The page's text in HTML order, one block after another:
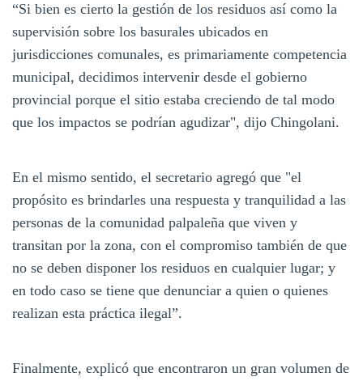
“Si bien es cierto la gestión de los residuos así como la
supervisión sobre los basurales ubicados en
jurisdicciones comunales, es primariamente competencia
municipal, decidimos intervenir desde el gobierno
provincial porque el sitio estaba creciendo de tal modo
que los impactos se podrían agudizar", dijo Chingolani.
En el mismo sentido, el secretario agregó que "el
propósito es brindarles una respuesta y tranquilidad a las
personas de la comunidad palpaleña que viven y
transitan por la zona, con el compromiso también de que
no se deben disponer los residuos en cualquier lugar; y
en todo caso se tiene que denunciar a quien o quienes
realizan esta práctica ilegal”.
Finalmente, explicó que encontraron un gran volumen de